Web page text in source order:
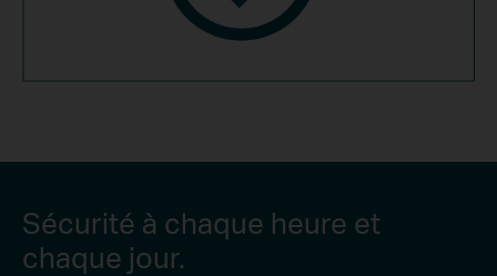
Sécurité à chaque heure et
chaque jour.